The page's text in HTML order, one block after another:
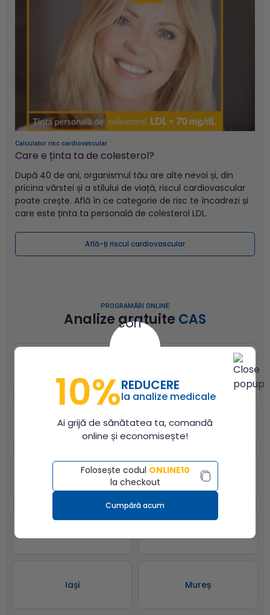
Calculator risc cardiovascular
Care e ținta ta de colesterol?
După 40 de ani, organismul tău are alte nevoi și, din
pricina vârstei și a stilului de viață, riscul cardiovascular
poate crește. Află în ce categorie de risc te încadrezi și
care este ținta ta personală de colesterol LDL.
Află-ți riscul cardiovascular
PROGRAMĂRI ONLINE
Analize gratuite CAS
Brașov București și Ilfov
Constanța
Iași Mureș
10%REDUCERE
la analize medicale
Ai grijă de sănătatea ta, comandă
online și economisește!
Folosește codul ONLINE10
la checkout
Cumpără acum